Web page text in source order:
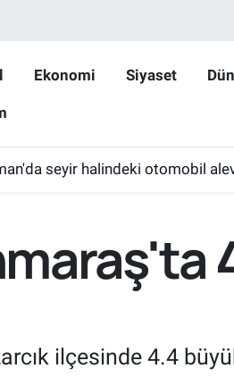
Ekonomi Siyaset
seyir halindeki otomobil
ilçesinde 4.4